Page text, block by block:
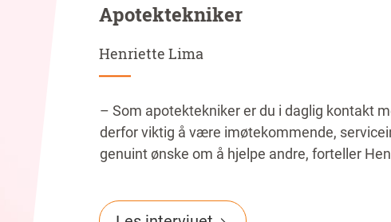
Apotektekniker
Henriette Lima
– Som apotektekniker er du i daglig kontakt
derfor viktig å være imøtekommende,
genuint ønske om å hjelpe andre, forteller